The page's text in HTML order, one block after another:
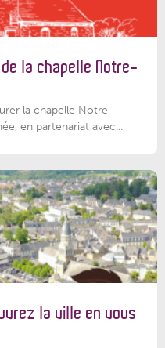
la chapelle Notre-
la chapelle Notre-
en partenariat avec...
la ville en vous